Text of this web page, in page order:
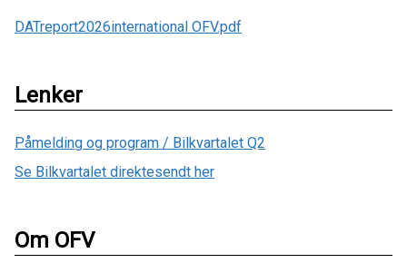
DATreport2026international OFV.pdf
Lenker
Påmelding og program / Bilkvartalet Q2
Se Bilkvartalet direktesendt her
Om OFV